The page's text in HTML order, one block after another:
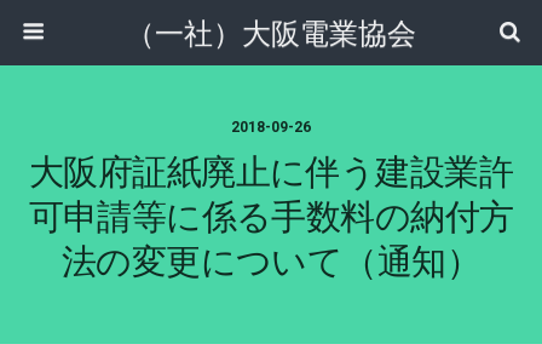
（一社）大阪電業協会
2018-09-26
大阪府証紙廃止に伴う建設業許
可申請等に係る手数料の納付方
法の変更について（通知）